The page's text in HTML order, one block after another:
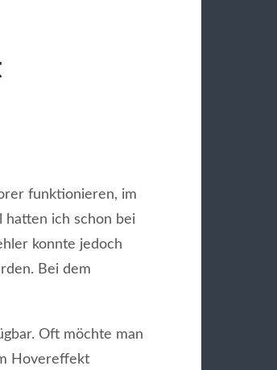
funktionieren, im
hatten ich schon bei
konnte jedoch
Bei dem
Oft möchte man
Hovereffekt